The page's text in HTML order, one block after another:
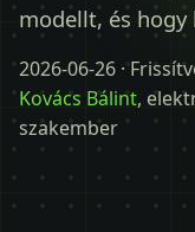
modellt, és
2026-06-26 ·
Kovács Bálint,
szakember